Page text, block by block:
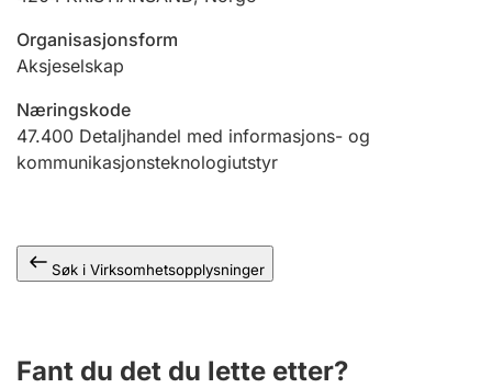
Ektepaktveileder
Offentlig sektor
Organisasjonsform
Aksjeselskap
Næringskode
47.400 Detaljhandel med informasjons- og
kommunikasjonsteknologiutstyr
Søk i Virksomhetsopplysninger
Fant du det du lette etter?